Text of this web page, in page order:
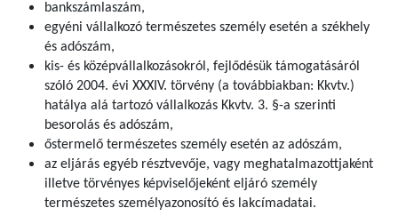
bankszámlaszám,
egyéni vállalkozó természetes személy esetén a székhely
és adószám,
kis- és középvállalkozásokról, fejlődésük támogatásáról
szóló 2004. évi XXXIV. törvény (a továbbiakban: Kkvtv.)
hatálya alá tartozó vállalkozás Kkvtv. 3. §-a szerinti
besorolás és adószám,
őstermelő természetes személy esetén az adószám,
az eljárás egyéb résztvevője, vagy meghatalmazottjaként
illetve törvényes képviselőjeként eljáró személy
természetes személyazonosító és lakcímadatai.